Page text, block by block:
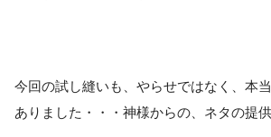
今回の試し縫いも、やらせではなく、本
ありました・・・神様からの、ネタの提